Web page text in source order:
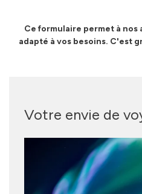
Ce formulaire permet à
adapté à vos besoins. C'est
Votre envie de